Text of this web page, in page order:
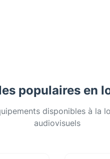
populaires en
disponibles à la
audiovisuels